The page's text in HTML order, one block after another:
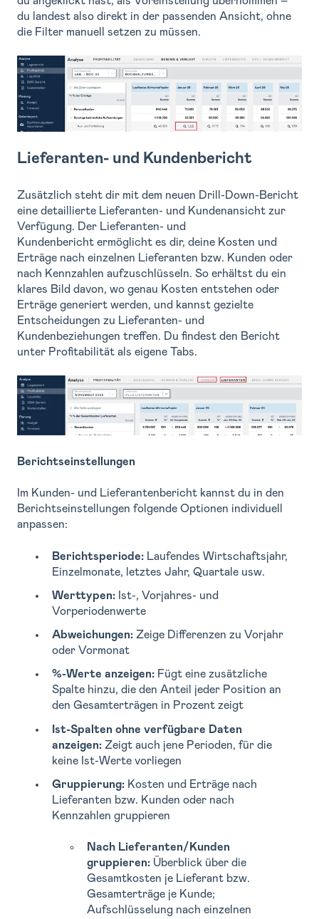
du landest also direkt in der passenden Ansicht, ohne
die Filter manuell setzen zu müssen.
Lieferanten- und Kundenbericht
Zusätzlich steht dir mit dem neuen Drill-Down-Bericht
eine detaillierte Lieferanten- und Kundenansicht zur
Verfügung. Der Lieferanten- und
Kundenbericht ermöglicht es dir, deine Kosten und
Erträge nach einzelnen Lieferanten bzw. Kunden oder
nach Kennzahlen aufzuschlüsseln. So erhältst du ein
klares Bild davon, wo genau Kosten entstehen oder
Erträge generiert werden, und kannst gezielte
Entscheidungen zu Lieferanten- und
Kundenbeziehungen treffen. Du findest den Bericht
unter Profitabilität als eigene Tabs.
Berichtseinstellungen
Im Kunden- und Lieferantenbericht kannst du in den
Berichtseinstellungen folgende Optionen individuell
anpassen:
Berichtsperiode: Laufendes Wirtschaftsjahr,
Einzelmonate, letztes Jahr, Quartale usw.
Werttypen: Ist-, Vorjahres- und
Vorperiodenwerte
Abweichungen: Zeige Differenzen zu Vorjahr
oder Vormonat
%-Werte anzeigen: Fügt eine zusätzliche
Spalte hinzu, die den Anteil jeder Position an
den Gesamterträgen in Prozent zeigt
Ist-Spalten ohne verfügbare Daten
anzeigen: Zeigt auch jene Perioden, für die
keine Ist-Werte vorliegen
Gruppierung: Kosten und Erträge nach
Lieferanten bzw. Kunden oder nach
Kennzahlen gruppieren
Nach Lieferanten/Kunden
gruppieren: Überblick über die
Gesamtkosten je Lieferant bzw.
Gesamterträge je Kunde;
Aufschlüsselung nach einzelnen